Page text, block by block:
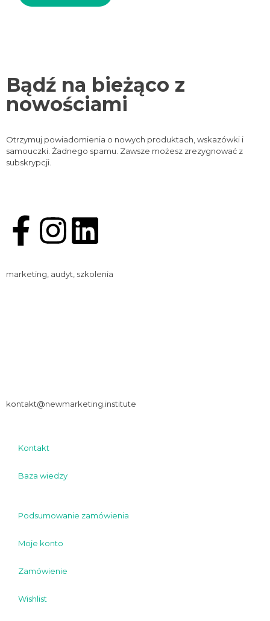
Bądź na bieżąco z
nowościami
Otrzymuj powiadomienia o nowych produktach, wskazówki i
samouczki. Żadnego spamu. Zawsze możesz zrezygnować z
subskrypcji.
marketing, audyt, szkolenia
kontakt@newmarketing.institute
Kontakt
Baza wiedzy
Podsumowanie zamówienia
Moje konto
Zamówienie
Wishlist